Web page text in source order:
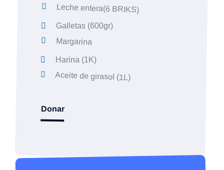
voluntarios."
Leche entera(6 BRIKS)
Galletas (600gr)
Margarina
Harina (1K)
Aceite de girasol (1L)
Donar